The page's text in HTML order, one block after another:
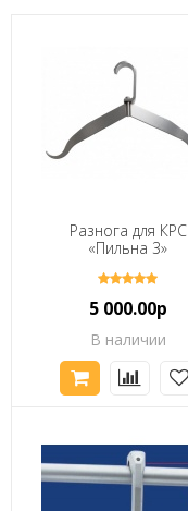
Разнога для КРС
«Пильна 3»
5 000.00р
В наличии